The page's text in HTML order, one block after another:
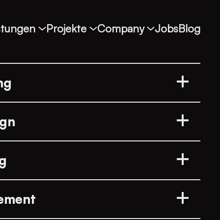
Projekte Company JobsBlog
auf dem Weg zur digitalen
strategischem Know-how und
Erinnerung. Sie entstehen, wenn Strategie
und das Markenbild über alle
bleibt.
Zielgruppe dich genau dort findet, wo